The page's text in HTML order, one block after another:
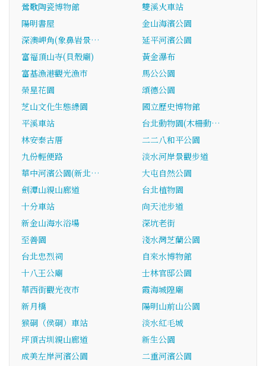
鶯歌陶瓷博物館
雙溪火車站
陽明書屋
金山海濱公園
深澳岬角(象鼻岩景…
延平河濱公園
富福頂山寺(貝殼廟)
黃金瀑布
富基漁港觀光漁市
馬公公園
榮星花園
頌德公園
芝山文化生態綠園
國立歷史博物館
平溪車站
台北動物園(木柵動…
林安泰古厝
二二八和平公園
九份輕便路
淡水河岸景觀步道
華中河濱公園(新北…
大屯自然公園
劍潭山親山廊道
台北植物園
十分車站
向天池步道
新金山海水浴場
深坑老街
至善園
淺水灣芝蘭公園
台北忠烈祠
自來水博物館
十八王公廟
士林官邸公園
華西街觀光夜市
霞海城隍廟
新月橋
陽明山前山公園
猴硐（侯硐）車站
淡水紅毛城
坪頂古圳親山廊道
新生公園
成美左岸河濱公園
二重河濱公園